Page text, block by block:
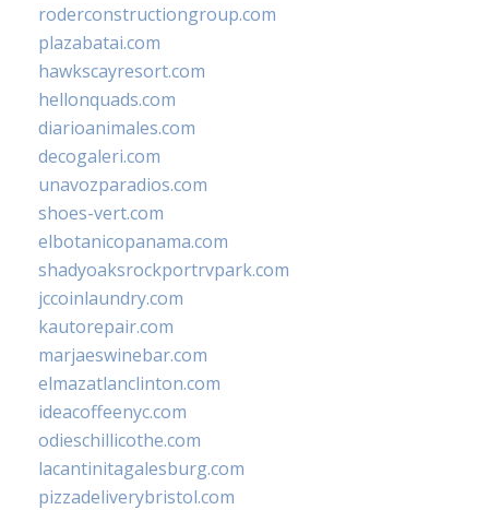
roderconstructiongroup.com
plazabatai.com
hawkscayresort.com
hellonquads.com
diarioanimales.com
decogaleri.com
unavozparadios.com
shoes-vert.com
elbotanicopanama.com
shadyoaksrockportrvpark.com
jccoinlaundry.com
kautorepair.com
marjaeswinebar.com
elmazatlanclinton.com
ideacoffeenyc.com
odieschillicothe.com
lacantinitagalesburg.com
pizzadeliverybristol.com